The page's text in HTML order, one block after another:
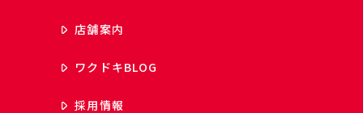
店舗案内
ワクドキBLOG
採用情報